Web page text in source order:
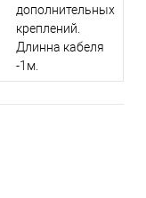
дополнительных
креплений.
Длинна кабеля
-1м.